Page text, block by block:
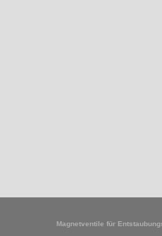
Magnetventile für